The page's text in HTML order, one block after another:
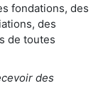
fondations, des
des
de toutes
des